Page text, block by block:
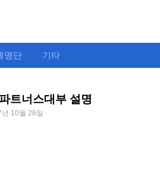
명단 기타
트너스대부 설명
년 10월 26일